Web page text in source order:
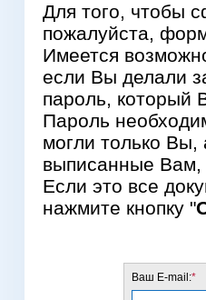
Для того, чтобы
пожалуйста,
Имеется
если Вы делали
пароль, который
Пароль
могли только Вы,
выписанные Вам,
Если это все
нажмите кнопку "
Ваш E-mail:*